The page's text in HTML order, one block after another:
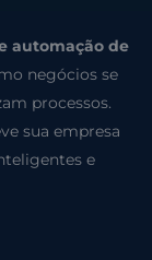
automação de
negócios se
processos.
sua empresa
e